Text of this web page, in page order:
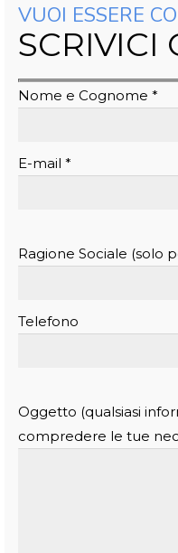
VUOI ESSERE
SCRIVICI
Nome e Cognome *
E-mail *
Ragione Sociale (solo
Telefono
Oggetto (qualsiasi
compredere le tue